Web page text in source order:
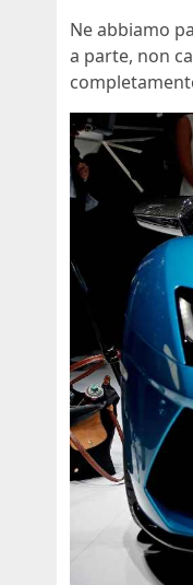
Ne abbiamo
a parte, non